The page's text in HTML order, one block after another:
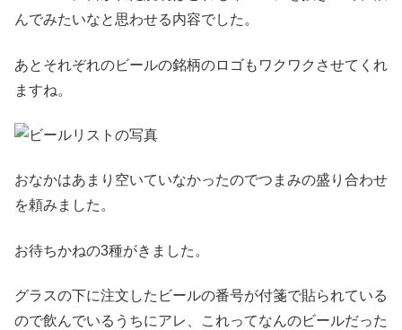
んでみたいなと思わせる内容でした。
あとそれぞれのビールの銘柄のロゴもワクワクさせてくれ
ますね。
おなかはあまり空いていなかったのでつまみの盛り合わせ
を頼みました。
お待ちかねの3種がきました。
グラスの下に注文したビールの番号が付箋で貼られている
ので飲んでいるうちにアレ、これってなんのビールだった